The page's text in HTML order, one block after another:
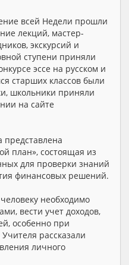
всей Недели прошли
лекций, мастер-
экскурсий и
ступени приняли
эссе на русском и
старших классов были
школьники приняли
на сайте
план», состоящая из
для проверки знаний
финансовых решений.
необходимо
вести учет доходов,
особенно при
рассказали
личного